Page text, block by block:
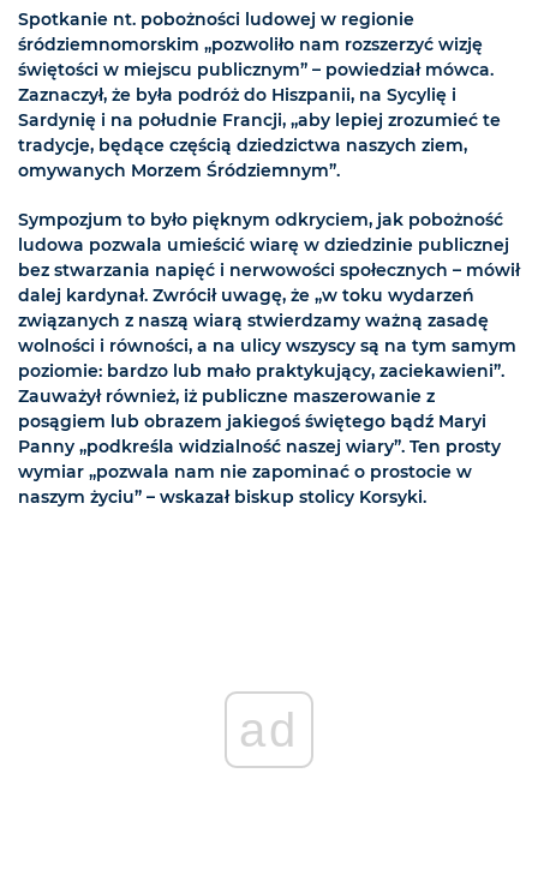
Spotkanie nt. pobożności ludowej w regionie
śródziemnomorskim „pozwoliło nam rozszerzyć wizję
świętości w miejscu publicznym” – powiedział mówca.
Zaznaczył, że była podróż do Hiszpanii, na Sycylię i
Sardynię i na południe Francji, „aby lepiej zrozumieć te
tradycje, będące częścią dziedzictwa naszych ziem,
omywanych Morzem Śródziemnym”.
Sympozjum to było pięknym odkryciem, jak pobożność
ludowa pozwala umieścić wiarę w dziedzinie publicznej
bez stwarzania napięć i nerwowości społecznych – mówił
dalej kardynał. Zwrócił uwagę, że „w toku wydarzeń
związanych z naszą wiarą stwierdzamy ważną zasadę
wolności i równości, a na ulicy wszyscy są na tym samym
poziomie: bardzo lub mało praktykujący, zaciekawieni”.
Zauważył również, iż publiczne maszerowanie z
posągiem lub obrazem jakiegoś świętego bądź Maryi
Panny „podkreśla widzialność naszej wiary”. Ten prosty
wymiar „pozwala nam nie zapominać o prostocie w
naszym życiu” – wskazał biskup stolicy Korsyki.
ad